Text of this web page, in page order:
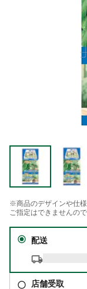
※商品のデザインや仕様
ご指定はできませんの
配送
店舗受取